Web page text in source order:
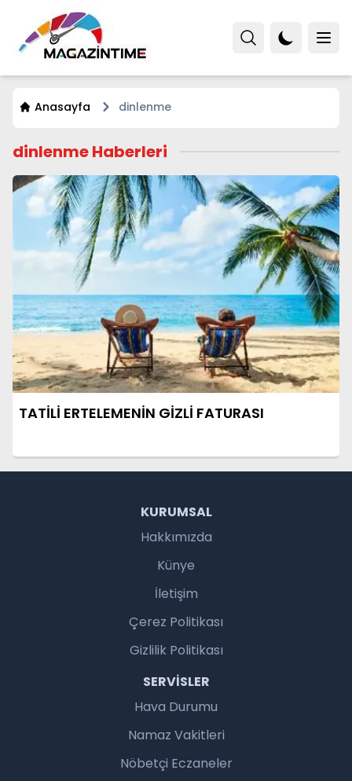
Anasayfa dinlenme
dinlenme Haberleri
TATİLİ ERTELEMENİN GİZLİ FATURASI
KURUMSAL
Hakkımızda
Künye
İletişim
Çerez Politikası
Gizlilik Politikası
SERVISLER
Hava Durumu
Namaz Vakitleri
Nöbetçi Eczaneler